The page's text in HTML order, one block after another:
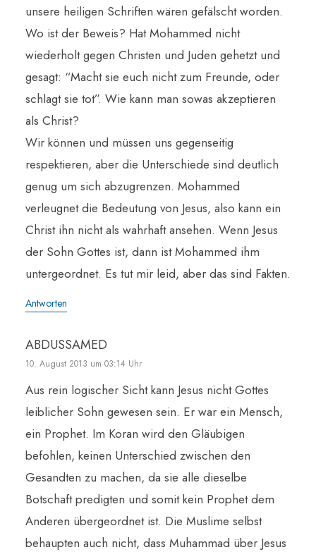
unsere heiligen Schriften wären gefälscht worden.
Wo ist der Beweis? Hat Mohammed nicht
wiederholt gegen Christen und Juden gehetzt und
gesagt: “Macht sie euch nicht zum Freunde, oder
schlagt sie tot”. Wie kann man sowas akzeptieren
als Christ?
Wir können und müssen uns gegenseitig
respektieren, aber die Unterschiede sind deutlich
genug um sich abzugrenzen. Mohammed
verleugnet die Bedeutung von Jesus, also kann ein
Christ ihn nicht als wahrhaft ansehen. Wenn Jesus
der Sohn Gottes ist, dann ist Mohammed ihm
untergeordnet. Es tut mir leid, aber das sind Fakten.
Antworten
ABDUSSAMED
10. August 2013 um 03:14 Uhr
Aus rein logischer Sicht kann Jesus nicht Gottes
leiblicher Sohn gewesen sein. Er war ein Mensch,
ein Prophet. Im Koran wird den Gläubigen
befohlen, keinen Unterschied zwischen den
Gesandten zu machen, da sie alle dieselbe
Botschaft predigten und somit kein Prophet dem
Anderen übergeordnet ist. Die Muslime selbst
behaupten auch nicht, dass Muhammad über Jesus